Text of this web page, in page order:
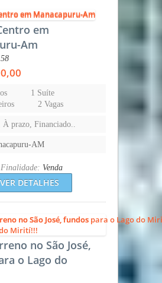
em
Am
1 Suíte
2 Vagas
prazo, Financiado..
AM
Finalidade: Venda
VER DETALHES
no São José,
o Lago do